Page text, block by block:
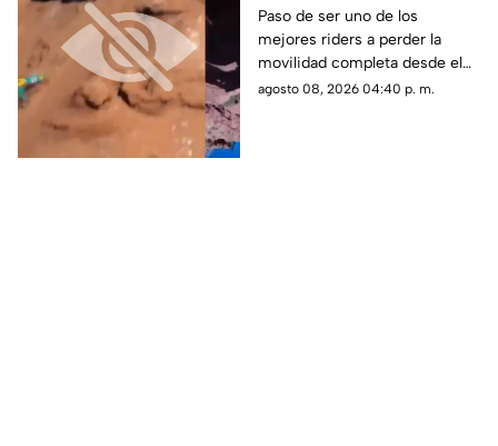
exacto en que famoso
rider catalán sufre una
caída que lo deja
parapléjico
Paso de ser uno de los
mejores riders a perder la
movilidad completa desde el
pecho hasta sus piernas
agosto 08, 2026 04:40 p. m.